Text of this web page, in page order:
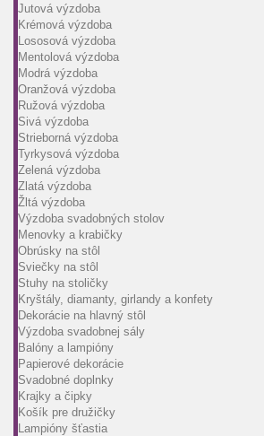
Jutová výzdoba
Krémová výzdoba
Lososová výzdoba
Mentolová výzdoba
Modrá výzdoba
Oranžová výzdoba
Ružová výzdoba
Sivá výzdoba
Strieborná výzdoba
Tyrkysová výzdoba
Zelená výzdoba
Zlatá výzdoba
Žltá výzdoba
Výzdoba svadobných stolov
Menovky a krabičky
Obrúsky na stôl
Sviečky na stôl
Stuhy na stoličky
Kryštály, diamanty, girlandy a konfety
Dekorácie na hlavný stôl
Výzdoba svadobnej sály
Balóny a lampióny
Papierové dekorácie
Svadobné doplnky
Krajky a čipky
Košík pre družičky
Lampióny šťastia